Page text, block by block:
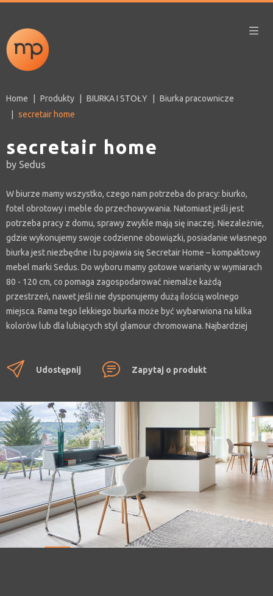
Home Produkty BIURKA I STOŁY
Biurka pracownicze
secretair home
secretair home
by Sedus
W biurze mamy wszystko, czego nam potrzeba do pracy: biurko,
fotel obrotowy i meble do przechowywania. Natomiast jeśli jest
potrzeba pracy z domu, sprawy zwykle mają się inaczej. Niezależnie,
gdzie wykonujemy swoje codzienne obowiązki, posiadanie własnego
biurka jest niezbędne i tu pojawia się Secretair Home – kompaktowy
mebel marki Sedus. Do wyboru mamy gotowe warianty w wymiarach
80 - 120 cm, co pomaga zagospodarować niemalże każdą
przestrzeń, nawet jeśli nie dysponujemy dużą ilością wolnego
miejsca. Rama tego lekkiego biurka może być wybarwiona na kilka
kolorów lub dla lubiących styl glamour chromowana. Najbardziej
sposób pomaga ona organizować nasze domowe stanowisko pracy.
Udostępnij Zapytaj o produkt